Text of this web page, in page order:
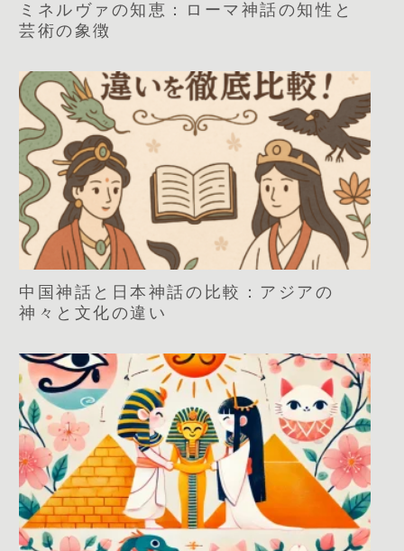
ミネルヴァの知恵：ローマ神話の知性と
芸術の象徴
中国神話と日本神話の比較：アジアの
神々と文化の違い